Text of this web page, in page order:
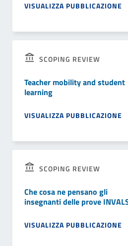
VISUALIZZA PUBBLICAZIONE
SCOPING REVIEW
Teacher mobility and student
learning
VISUALIZZA PUBBLICAZIONE
SCOPING REVIEW
Che cosa ne pensano gli
insegnanti delle prove
VISUALIZZA PUBBLICAZIONE